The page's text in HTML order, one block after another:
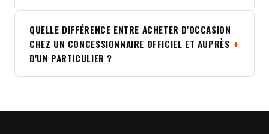
QUELLE DIFFÉRENCE ENTRE ACHETER D'OCCASION
CHEZ UN CONCESSIONNAIRE OFFICIEL ET AUPRÈS
D'UN PARTICULIER ?